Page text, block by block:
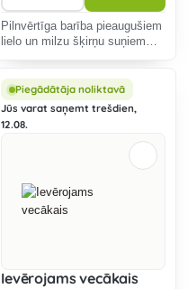
Pilnvērtīga barība pieaugušiem
lielo un milzu šķirņu suņiem
Piegādātāja noliktavā
Jūs varat saņemt trešdien,
12.08.
Ievērojams vecākais